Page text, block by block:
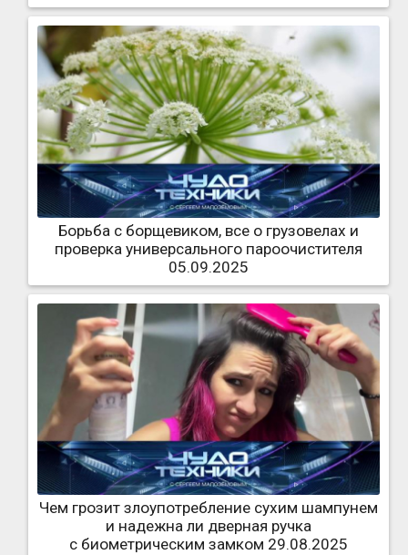
Борьба с борщевиком, все о грузовелах и
проверка универсального пароочистителя
05.09.2025
Чем грозит злоупотребление сухим шампунем
и надежна ли дверная ручка
с биометрическим замком 29.08.2025